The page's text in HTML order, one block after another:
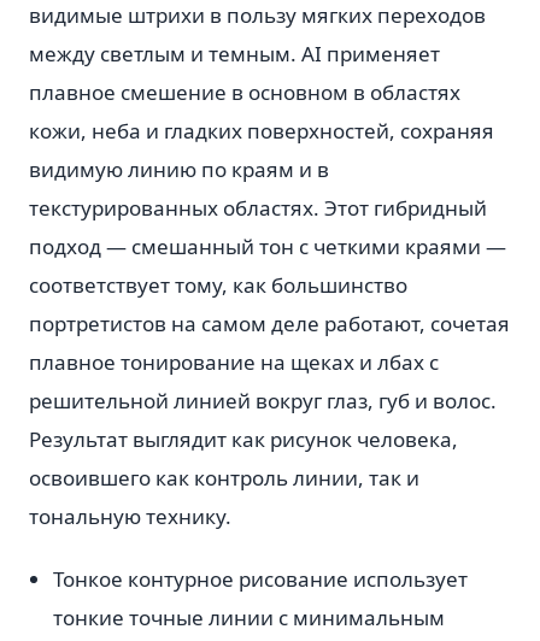
видимые штрихи в пользу мягких переходов
между светлым и темным. AI применяет
плавное смешение в основном в областях
кожи, неба и гладких поверхностей, сохраняя
видимую линию по краям и в
текстурированных областях. Этот гибридный
подход — смешанный тон с четкими краями —
соответствует тому, как большинство
портретистов на самом деле работают, сочетая
плавное тонирование на щеках и лбах с
решительной линией вокруг глаз, губ и волос.
Результат выглядит как рисунок человека,
освоившего как контроль линии, так и
тональную технику.
Тонкое контурное рисование использует
тонкие точные линии с минимальным